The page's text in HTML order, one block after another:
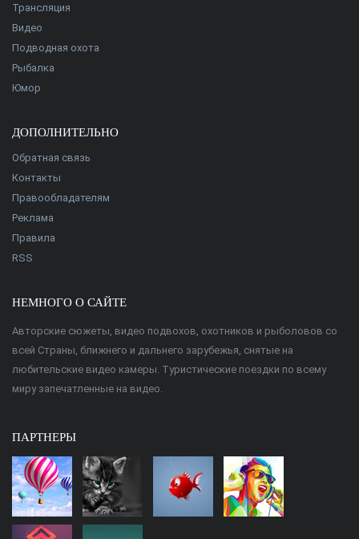
Трансляция
Видео
Подводная охота
Рыбалка
Юмор
ДОПОЛНИТЕЛЬНО
Обратная связь
Контакты
Правообладателям
Реклама
Правила
RSS
НЕМНОГО О САЙТЕ
Авторские сюжеты, видео подвохов, охотников и рыболовов со
всей Страны, ближнего и дальнего зарубежья, снятые на
любительские видео камеры. Туристические поездки по всему
миру запечатленные на видео.
ПАРТНЕРЫ